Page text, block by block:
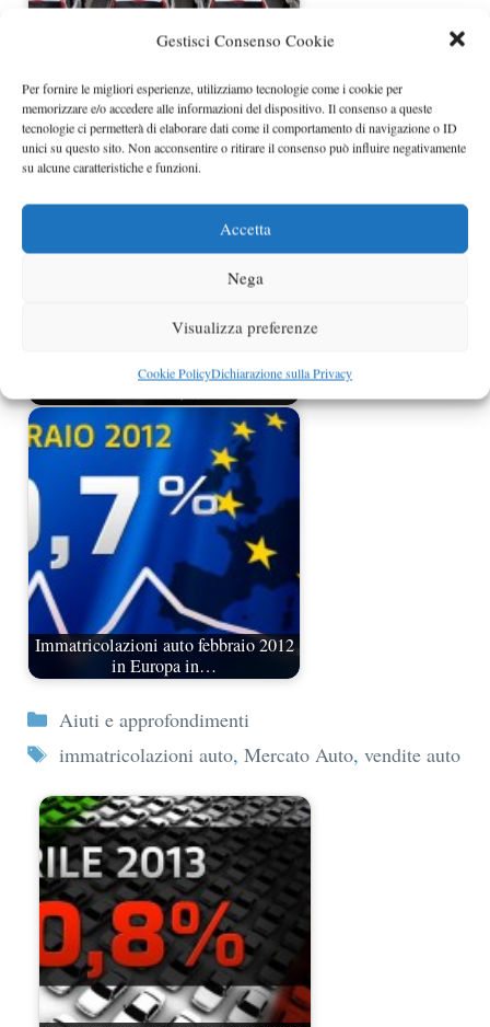
Gestisci Consenso Cookie
Per fornire le migliori esperienze, utilizziamo tecnologie come i cookie per
memorizzare e/o accedere alle informazioni del dispositivo. Il consenso a queste
tecnologie ci permetterà di elaborare dati come il comportamento di navigazione o ID
unici su questo sito. Non acconsentire o ritirare il consenso può influire negativamente
su alcune caratteristiche e funzioni.
Accetta
Nega
Visualizza preferenze
Cookie PolicyDichiarazione sulla Privacy
Immatricolazioni auto aprile 2010
Immatricolazioni auto Europa aprile
2014 +4,2%
Immatricolazioni auto febbraio 2012
in Europa in…
Categorie
Aiuti e approfondimenti
Tag
immatricolazioni auto, Mercato Auto, vendite auto